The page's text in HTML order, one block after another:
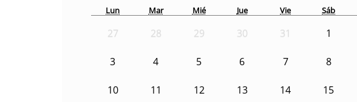
Lun Mar Mié Jue Vie Sáb
27 28 29 30 31 1
3 4 5 6 7 8
10 11 12 13 14 15